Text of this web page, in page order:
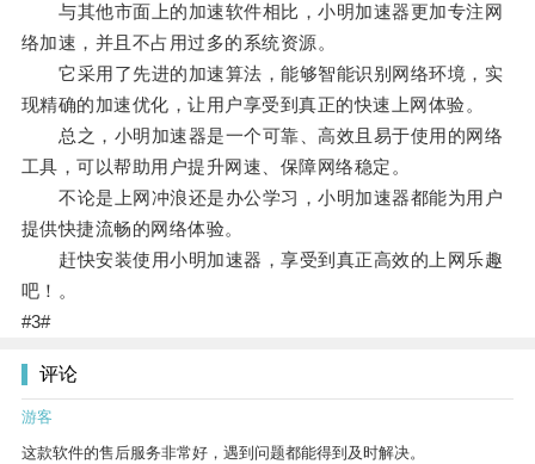
与其他市面上的加速软件相比，小明加速器更加专注网
络加速，并且不占用过多的系统资源。
它采用了先进的加速算法，能够智能识别网络环境，实
现精确的加速优化，让用户享受到真正的快速上网体验。
总之，小明加速器是一个可靠、高效且易于使用的网络
工具，可以帮助用户提升网速、保障网络稳定。
不论是上网冲浪还是办公学习，小明加速器都能为用户
提供快捷流畅的网络体验。
赶快安装使用小明加速器，享受到真正高效的上网乐趣
吧！。
#3#
评论
游客
这款软件的售后服务非常好，遇到问题都能得到及时解决。